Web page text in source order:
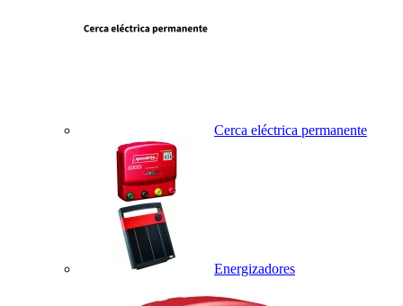
Cerca eléctrica permanente
Energizadores